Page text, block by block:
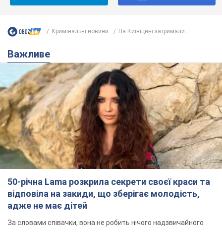
Кримінальні новини На Київщині затримали...
Важливе
50-річна Lama розкрила секрети своєї краси та
відповіла на закиди, що зберігає молодість,
адже не має дітей
За словами співачки, вона не робить нічого надзвичайного